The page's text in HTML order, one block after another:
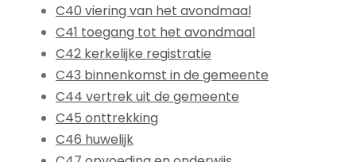
C40 viering van het avondmaal
C41 toegang tot het avondmaal
C42 kerkelijke registratie
C43 binnenkomst in de gemeente
C44 vertrek uit de gemeente
C45 onttrekking
C46 huwelijk